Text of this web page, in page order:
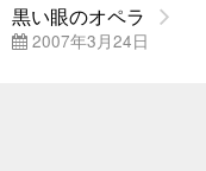
黒い眼のオペラ
2007年3月24日